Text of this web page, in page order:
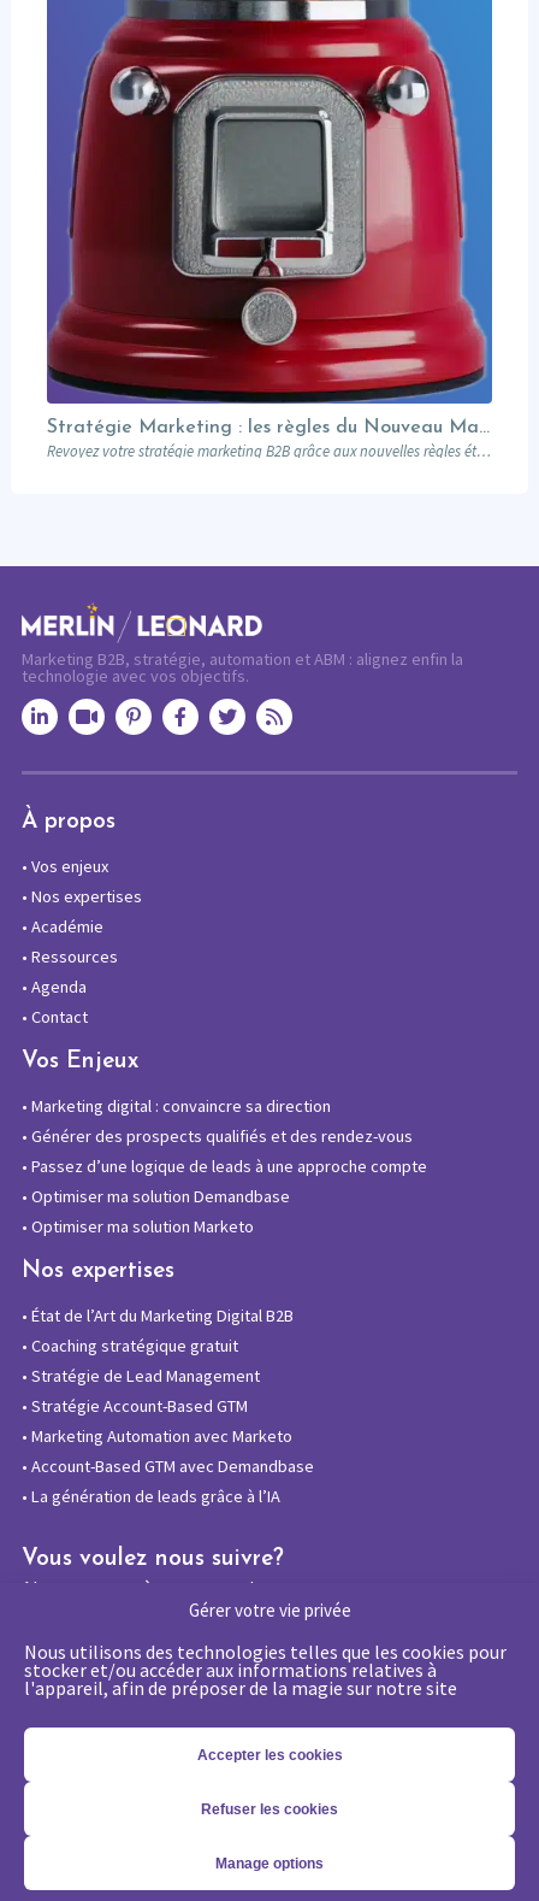
Gérer votre vie privée
Nous utilisons des technologies telles que les cookies pour
stocker et/ou accéder aux informations relatives à
l'appareil, afin de préposer de la magie sur notre site
Accepter les cookies
Refuser les cookies
Manage options
Stratégie Marketing : les règles du Nouveau Manuel B2B selon Jon Miller
Revoyez votre stratégie marketing B2B grâce aux nouvelles règles établies par Jon Miller. Apprenez des erreurs du passé pour réussir dans un marché en constante évolution.
Marketing B2B, stratégie, automation et ABM : alignez enfin la
technologie avec vos objectifs.
À propos
• Vos enjeux
• Nos expertises
• Académie
• Ressources
• Agenda
• Contact
Vos Enjeux
• Marketing digital : convaincre sa direction
• Générer des prospects qualifiés et des rendez-vous
• Passez d’une logique de leads à une approche compte
• Optimiser ma solution Demandbase
• Optimiser ma solution Marketo
Nos expertises
• État de l’Art du Marketing Digital B2B
• Coaching stratégique gratuit
• Stratégie de Lead Management
• Stratégie Account-Based GTM
• Marketing Automation avec Marketo
• Account-Based GTM avec Demandbase
• La génération de leads grâce à l’IA
Vous voulez nous suivre?
Abonnez-vous à notre newsletter
Copyright 2026 - © Merlin/Leonard -Mentions légales
de confidentialité